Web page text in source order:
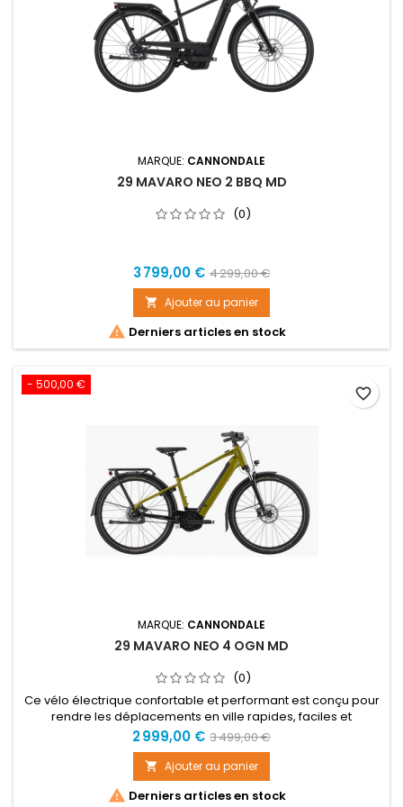
MARQUE: CANNONDALE
29 MAVARO NEO 2 BBQ MD
(0)
Prix
3 799,00 € Prix
base
4 299,00 €
 Ajouter au panier
 Derniers articles en stock
- 500,00 €
MARQUE: CANNONDALE
29 MAVARO NEO 4 OGN MD
(0)
Ce vélo électrique confortable et performant est conçu pour
rendre les déplacements en ville rapides, faciles et
amusants. Doté de notre cadre en alliage SmartForm C2
léger et durable, il est alimenté par le moteur Active Line Plus
de Bosch et une batterie de 500 Wh, qui garantissent
puissance, autonomie et poids raisonnable. Un entraînement
par courroie...
Prix
2 999,00 € Prix
base
3 499,00 €
 Ajouter au panier
 Derniers articles en stock
favorite_border